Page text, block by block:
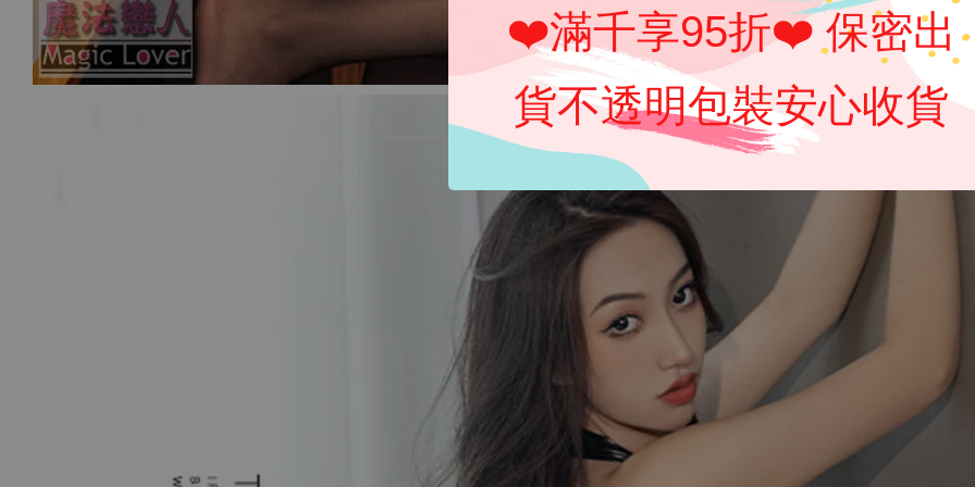
❤️滿千享95折❤️ 保密出
貨不透明包裝安心收貨